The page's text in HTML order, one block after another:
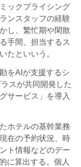
ックプライシング
ンスタッフの経験
し、繁忙期や閑散
手間、担当するス
たといいう。
をAIが支援するシ
スが共同開発した
サービス」を導入
ホテルの基幹業務
在の予約状況、時
ト情報などのデー
に算出する。個人